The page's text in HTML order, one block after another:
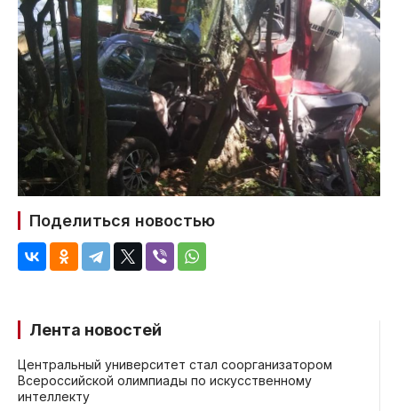
Лента новостей
Центральный университет стал соорганизатором
Всероссийской олимпиады по искусственному
интеллекту
Поделиться новостью